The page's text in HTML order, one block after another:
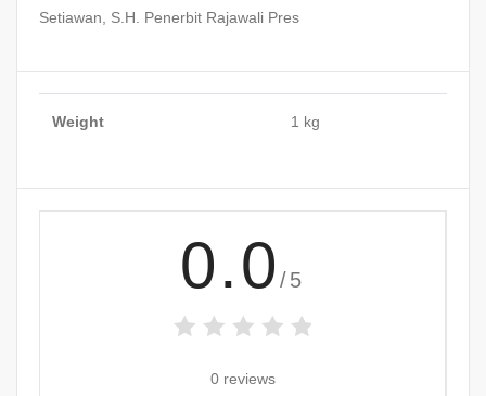
Setiawan, S.H. Penerbit Rajawali Pres
Weight 1 kg
0.0 /5
0 reviews